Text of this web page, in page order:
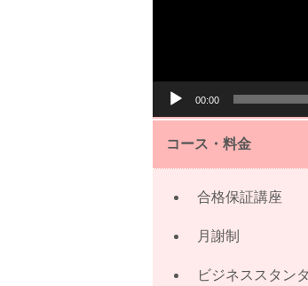
ヤ
00:00
コース・料金
合格保証講座
月謝制
ビジネススタン